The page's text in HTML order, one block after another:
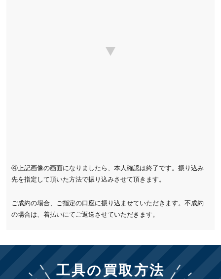
④上記画像の画面になりましたら、本人確認は終了です。振り込み
先を指定して頂いた方法で振り込みさせて頂きます。
ご成約の場合、ご指定の口座に振り込ませていただきます。不成約
の場合は、着払いにてご返送させていただきます。
工具の買取方法